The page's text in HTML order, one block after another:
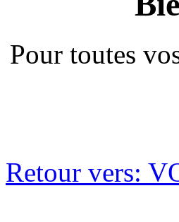
Pour toutes
Retour vers: